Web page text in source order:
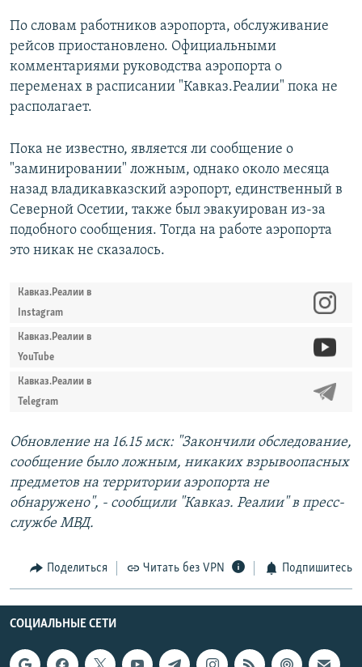
По словам работников аэропорта, обслуживание
рейсов приостановлено. Официальными
комментариями руководства аэропорта о
переменах в расписании "Кавказ.Реалии" пока не
располагает.
Пока не известно, является ли сообщение о
"заминировании" ложным, однако около месяца
назад владикавказский аэропорт, единственный в
Северной Осетии, также был эвакуирован из-за
подобного сообщения. Тогда на работе аэропорта
это никак не сказалось.
Кавказ.Реалии в
Instagram
Кавказ.Реалии в
YouTube
Кавказ.Реалии в
Telegram
Обновление на 16.15 мск: "Закончили обследование,
сообщение было ложным, никаких взрывоопасных
предметов на территории аэропорта не
обнаружено", - сообщили "Кавказ. Реалии" в пресс-
службе МВД.
Поделиться Читать без VPN Подпишитесь
СОЦИАЛЬНЫЕ СЕТИ